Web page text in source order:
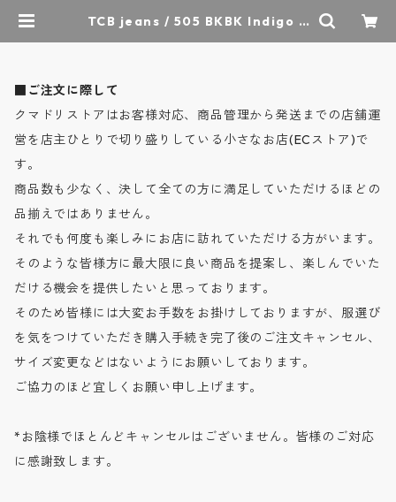
TCB jeans / 505 BKBK Indigo T
■ご注文に際して
クマドリストアはお客様対応、商品管理から発送までの店舗運
営を店主ひとりで切り盛りしている小さなお店(ECストア)で
す。
商品数も少なく、決して全ての方に満足していただけるほどの
品揃えではありません。
それでも何度も楽しみにお店に訪れていただける方がいます。
そのような皆様方に最大限に良い商品を提案し、楽しんでいた
だける機会を提供したいと思っております。
そのため皆様には大変お手数をお掛けしておりますが、服選び
を気をつけていただき購入手続き完了後のご注文キャンセル、
サイズ変更などはないようにお願いしております。
ご協力のほど宜しくお願い申し上げます。
*お陰様でほとんどキャンセルはございません。皆様のご対応
に感謝致します。